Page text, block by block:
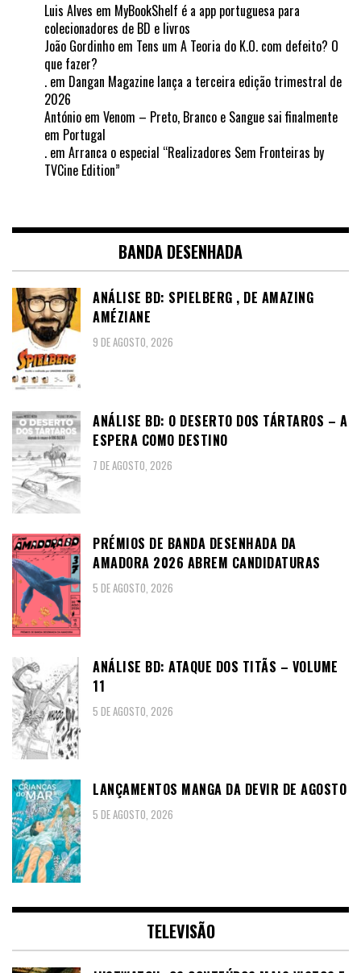
Luis Alves em MyBookShelf é a app portuguesa para
colecionadores de BD e livros
João Gordinho em Tens um A Teoria do K.O. com defeito? O
que fazer?
. em Dangan Magazine lança a terceira edição trimestral de
2026
António em Venom – Preto, Branco e Sangue sai finalmente
em Portugal
. em Arranca o especial “Realizadores Sem Fronteiras by
TVCine Edition”
BANDA DESENHADA
ANÁLISE BD: SPIELBERG , DE AMAZING
AMÉZIANE
9 DE AGOSTO, 2026
ANÁLISE BD: O DESERTO DOS TÁRTAROS – A
ESPERA COMO DESTINO
7 DE AGOSTO, 2026
PRÉMIOS DE BANDA DESENHADA DA
AMADORA 2026 ABREM CANDIDATURAS
5 DE AGOSTO, 2026
ANÁLISE BD: ATAQUE DOS TITÃS – VOLUME
11
5 DE AGOSTO, 2026
LANÇAMENTOS MANGA DA DEVIR DE AGOSTO
5 DE AGOSTO, 2026
TELEVISÃO